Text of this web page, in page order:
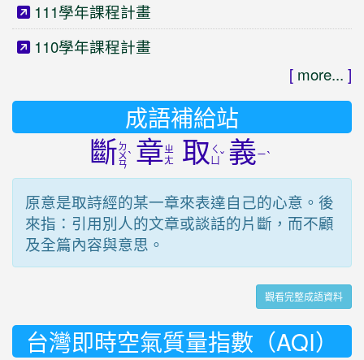
111學年課程計畫
110學年課程計畫
[ more... ]
成語補給站
斷ㄉ
ㄨ
ㄢ
ˋ 章ㄓ
ㄤ
取 ㄑ
ㄩˇ 義ㄧˋ
原意是取詩經的某一章來表達自己的心意。後
來指：引用別人的文章或談話的片斷，而不顧
及全篇內容與意思。
觀看完整成語資料
台灣即時空氣質量指數（AQI）